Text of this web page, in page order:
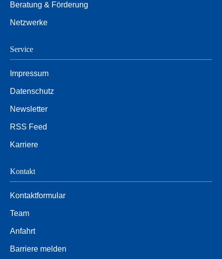
Beratung & Förderung
Netzwerke
Service
Impressum
Datenschutz
Newsletter
RSS Feed
Karriere
Kontakt
Kontaktformular
Team
Anfahrt
Barriere melden